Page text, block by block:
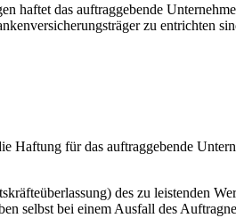
haftet das auftraggebende
zu entrichten
Haftung für das auftraggebende
des zu leistenden
selbst bei einem Ausfall des